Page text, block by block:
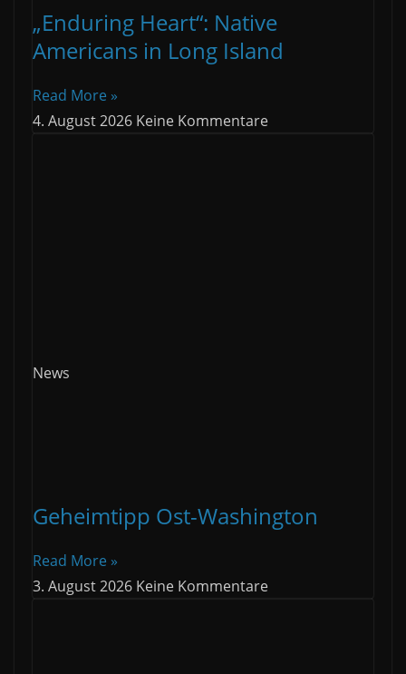
„Enduring Heart“: Native
Americans in Long Island
Read More »
4. August 2026 Keine Kommentare
News
Geheimtipp Ost-Washington
Read More »
3. August 2026 Keine Kommentare